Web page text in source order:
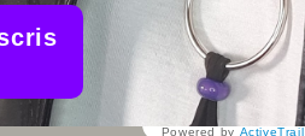
-INFOLIEN - Tous droits réservés.
Powered by ActiveTrail